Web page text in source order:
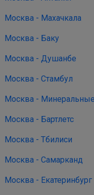
Москва - Махачкала
Москва - Баку
Москва - Душанбе
Москва - Стамбул
Москва -
Москва - Бартлетс
Москва - Тбилиси
Москва - Самарканд
Москва - Екатеринбург